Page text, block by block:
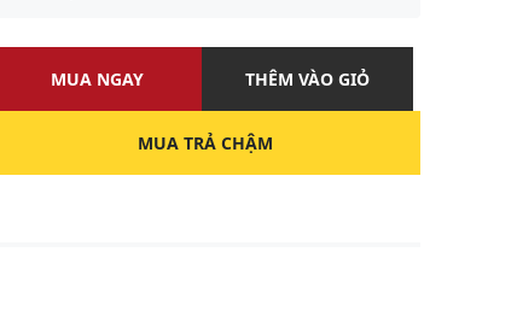
MUA NGAY THÊM VÀO GIỎ
MUA TRẢ CHẬM